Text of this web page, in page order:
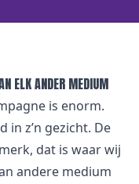
ELK ANDER MEDIUM
is enorm.
in z’n gezicht. De
dat is waar wij
andere medium